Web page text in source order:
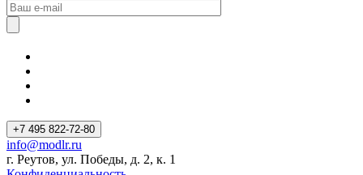
+7 495 822-72-80
info@modlr.ru
г. Реутов, ул. Победы, д. 2, к. 1